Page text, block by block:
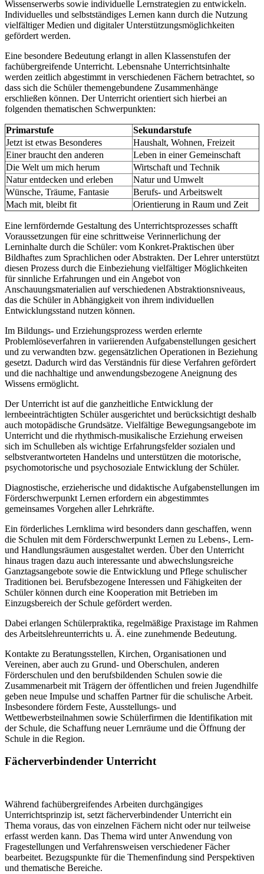
Wissenserwerbs sowie individuelle Lernstrategien zu entwickeln.
Individuelles und selbstständiges Lernen kann durch die Nutzung
vielfältiger Medien und digitaler Unterstützungsmöglichkeiten
gefördert werden.
Eine besondere Bedeutung erlangt in allen Klassenstufen der
fachübergreifende Unterricht. Lebensnahe Unterrichtsinhalte
werden zeitlich abgestimmt in verschiedenen Fächern betrachtet, so
dass sich die Schüler themengebundene Zusammenhänge
erschließen können. Der Unterricht orientiert sich hierbei an
folgenden thematischen Schwerpunkten:
Primarstufe
Sekundarstufe
Jetzt ist etwas Besonderes
Haushalt, Wohnen, Freizeit
Einer braucht den anderen
Leben in einer Gemeinschaft
Die Welt um mich herum
Wirtschaft und Technik
Natur entdecken und erleben
Natur und Umwelt
Wünsche, Träume, Fantasie
Berufs- und Arbeitswelt
Mach mit, bleibt fit
Orientierung in Raum und Zeit
Eine lernfördernde Gestaltung des Unterrichtsprozesses schafft
Voraussetzungen für eine schrittweise Verinnerlichung der
Lerninhalte durch die Schüler: vom Konkret-Praktischen über
Bildhaftes zum Sprachlichen oder Abstrakten. Der Lehrer unterstützt
diesen Prozess durch die Einbeziehung vielfältiger Möglichkeiten
für sinnliche Erfahrungen und ein Angebot von
Anschauungsmaterialien auf verschiedenen Abstraktionsniveaus,
das die Schüler in Abhängigkeit von ihrem individuellen
Entwicklungsstand nutzen können.
Im Bildungs- und Erziehungsprozess werden erlernte
Problemlöseverfahren in variierenden Aufgabenstellungen gesichert
und zu verwandten bzw. gegensätzlichen Operationen in Beziehung
gesetzt. Dadurch wird das Verständnis für diese Verfahren gefördert
und die nachhaltige und anwendungsbezogene Aneignung des
Wissens ermöglicht.
Der Unterricht ist auf die ganzheitliche Entwicklung der
lernbeeinträchtigten Schüler ausgerichtet und berücksichtigt deshalb
auch motopädische Grundsätze. Vielfältige Bewegungsangebote im
Unterricht und die rhythmisch-musikalische Erziehung erweisen
sich im Schulleben als wichtige Erfahrungsfelder sozialen und
selbstverantworteten Handelns und unterstützen die motorische,
psychomotorische und psychosoziale Entwicklung der Schüler.
Diagnostische, erzieherische und didaktische Aufgabenstellungen im
Förderschwerpunkt Lernen erfordern ein abgestimmtes
gemeinsames Vorgehen aller Lehrkräfte.
Ein förderliches Lernklima wird besonders dann geschaffen, wenn
die Schulen mit dem Förderschwerpunkt Lernen zu Lebens-, Lern-
und Handlungsräumen ausgestaltet werden. Über den Unterricht
hinaus tragen dazu auch interessante und abwechslungsreiche
Ganztagsangebote sowie die Entwicklung und Pflege schulischer
Traditionen bei. Berufsbezogene Interessen und Fähigkeiten der
Schüler können durch eine Kooperation mit Betrieben im
Einzugsbereich der Schule gefördert werden.
Dabei erlangen Schülerpraktika, regelmäßige Praxistage im Rahmen
des Arbeitslehreunterrichts u. Ä. eine zunehmende Bedeutung.
Kontakte zu Beratungsstellen, Kirchen, Organisationen und
Vereinen, aber auch zu Grund- und Oberschulen, anderen
Förderschulen und den berufsbildenden Schulen sowie die
Zusammenarbeit mit Trägern der öffentlichen und freien Jugendhilfe
geben neue Impulse und schaffen Partner für die schulische Arbeit.
Insbesondere fördern Feste, Ausstellungs- und
Wettbewerbsteilnahmen sowie Schülerfirmen die Identifikation mit
der Schule, die Schaffung neuer Lernräume und die Öffnung der
Schule in die Region.
Fächerverbindender Unterricht
Während fachübergreifendes Arbeiten durchgängiges
Unterrichtsprinzip ist, setzt fächerverbindender Unterricht ein
Thema voraus, das von einzelnen Fächern nicht oder nur teilweise
erfasst werden kann. Das Thema wird unter Anwendung von
Fragestellungen und Verfahrensweisen verschiedener Fächer
bearbeitet. Bezugspunkte für die Themenfindung sind Perspektiven
und thematische Bereiche.